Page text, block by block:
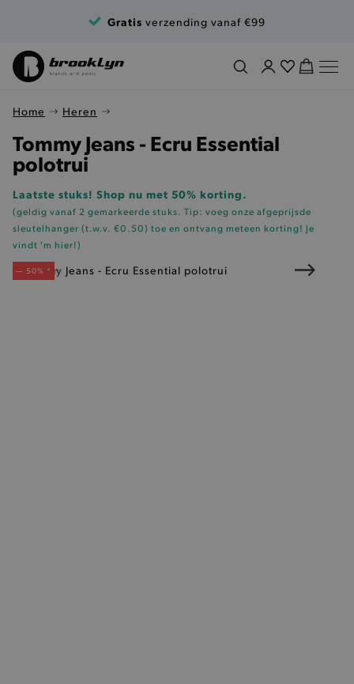
Gratis verzending vanaf €99
Home Heren
Tommy Jeans - Ecru Essential
polotrui
Laatste stuks! Shop nu met 50% korting.
(geldig vanaf 2 gemarkeerde stuks. Tip: voeg onze afgeprijsde
sleutelhanger (t.w.v. €0.50) toe en ontvang meteen korting! Je
vindt 'm hier!)
— 50% *